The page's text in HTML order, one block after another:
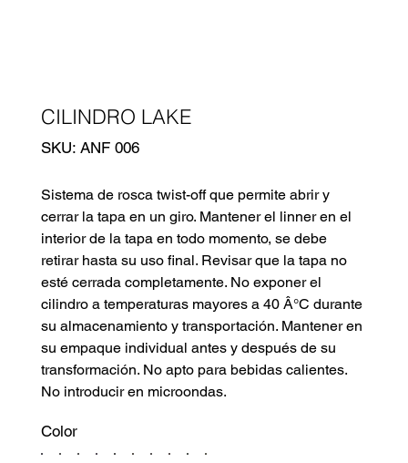
CILINDRO LAKE
SKU:
SKU
ANF
ANF 006
Sistema de rosca twist-off que permite abrir y
cerrar la tapa en un giro. Mantener el linner en el
interior de la tapa en todo momento, se debe
retirar hasta su uso final. Revisar que la tapa no
esté cerrada completamente. No exponer el
cilindro a temperaturas mayores a 40 Â°C durante
su almacenamiento y transportación. Mantener en
su empaque individual antes y después de su
transformación. No apto para bebidas calientes.
No introducir en microondas.
Color